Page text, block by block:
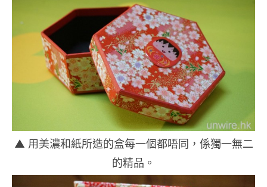
▲ 用美濃和紙所造的盒每一個都唔同，係獨一無二
的精品。